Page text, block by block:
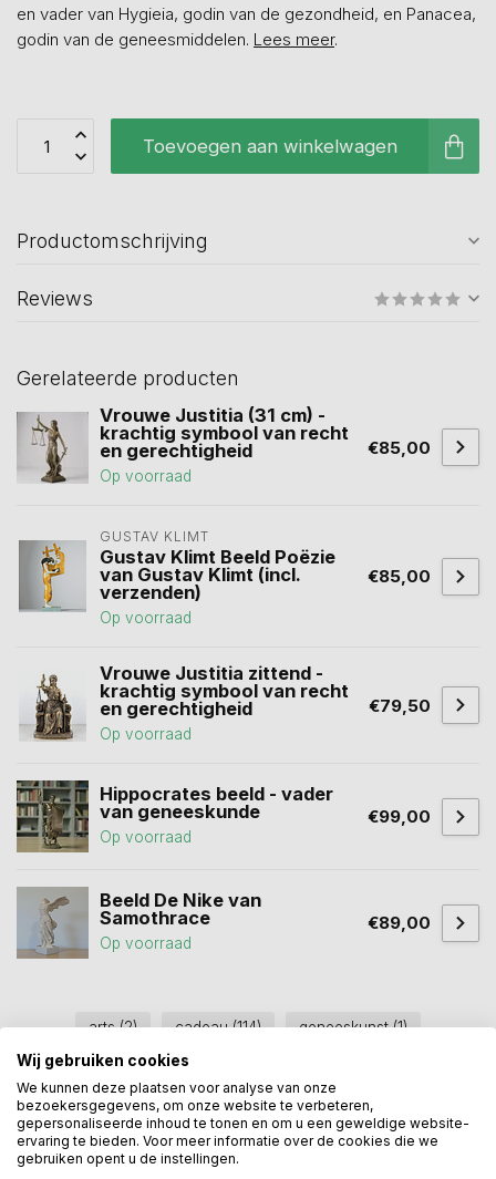
en vader van Hygieia, godin van de gezondheid, en Panacea,
godin van de geneesmiddelen. Lees meer.
Toevoegen aan winkelwagen
Productomschrijving
Reviews
Gerelateerde producten
Vrouwe Justitia (31 cm) -
krachtig symbool van recht
en gerechtigheid
Op voorraad
€85,00
GUSTAV KLIMT
Gustav Klimt Beeld Poëzie
van Gustav Klimt (incl.
verzenden)
Op voorraad
€85,00
Vrouwe Justitia zittend -
krachtig symbool van recht
en gerechtigheid
Op voorraad
€79,50
Hippocrates beeld - vader
van geneeskunde
Op voorraad
€99,00
Beeld De Nike van
Samothrace
Op voorraad
€89,00
arts(2) cadeau(114) geneeskunst(1)
geschenk(18)
Heeft u een vraag over dit
kunstcadeau?
Wij gebruiken cookies
We kunnen deze plaatsen voor analyse van onze
bezoekersgegevens, om onze website te verbeteren,
gepersonaliseerde inhoud te tonen en om u een geweldige website-
ervaring te bieden. Voor meer informatie over de cookies die we
gebruiken opent u de instellingen.